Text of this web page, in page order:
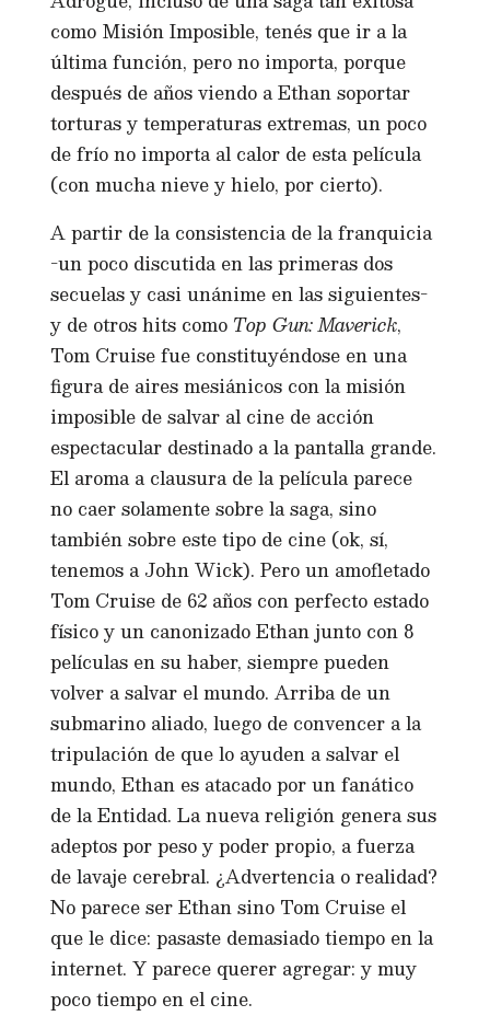
como Misión Imposible, tenés que ir a la
última función, pero no importa, porque
después de años viendo a Ethan soportar
torturas y temperaturas extremas, un poco
de frío no importa al calor de esta película
(con mucha nieve y hielo, por cierto).
A partir de la consistencia de la franquicia
-un poco discutida en las primeras dos
secuelas y casi unánime en las siguientes-
y de otros hits como Top Gun: Maverick,
Tom Cruise fue constituyéndose en una
figura de aires mesiánicos con la misión
imposible de salvar al cine de acción
espectacular destinado a la pantalla grande.
El aroma a clausura de la película parece
no caer solamente sobre la saga, sino
también sobre este tipo de cine (ok, sí,
tenemos a John Wick). Pero un amofletado
Tom Cruise de 62 años con perfecto estado
físico y un canonizado Ethan junto con 8
películas en su haber, siempre pueden
volver a salvar el mundo. Arriba de un
submarino aliado, luego de convencer a la
tripulación de que lo ayuden a salvar el
mundo, Ethan es atacado por un fanático
de la Entidad. La nueva religión genera sus
adeptos por peso y poder propio, a fuerza
de lavaje cerebral. ¿Advertencia o realidad?
No parece ser Ethan sino Tom Cruise el
que le dice: pasaste demasiado tiempo en la
internet. Y parece querer agregar: y muy
poco tiempo en el cine.